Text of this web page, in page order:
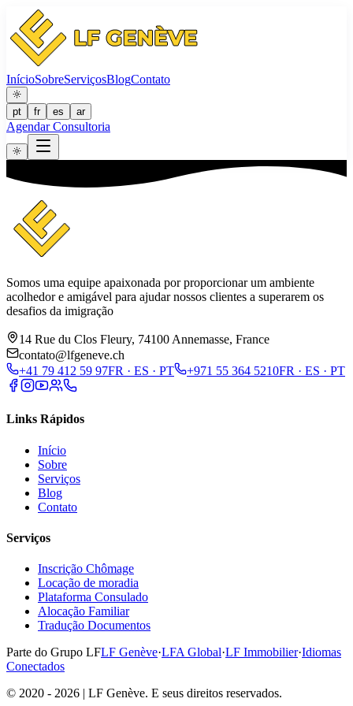
InícioSobreServiçosBlogContato
pt fr es ar
Agendar Consultoria
Somos uma equipe apaixonada por proporcionar um ambiente
acolhedor e amigável para ajudar nossos clientes a superarem os
desafios da imigração
14 Rue du Clos Fleury, 74100 Annemasse, France
contato@lfgeneve.ch
+41 79 412 59 97FR · ES · PT +971 55 364 5210FR · ES · PT
Links Rápidos
Início
Sobre
Serviços
Blog
Contato
Serviços
Inscrição Chômage
Locação de moradia
Plataforma Consulado
Alocação Familiar
Tradução Documentos
Parte do Grupo LFLF Genève·LFA Global·LF Immobilier·Idiomas
Conectados
© 2020 - 2026 | LF Genève. E seus direitos reservados.